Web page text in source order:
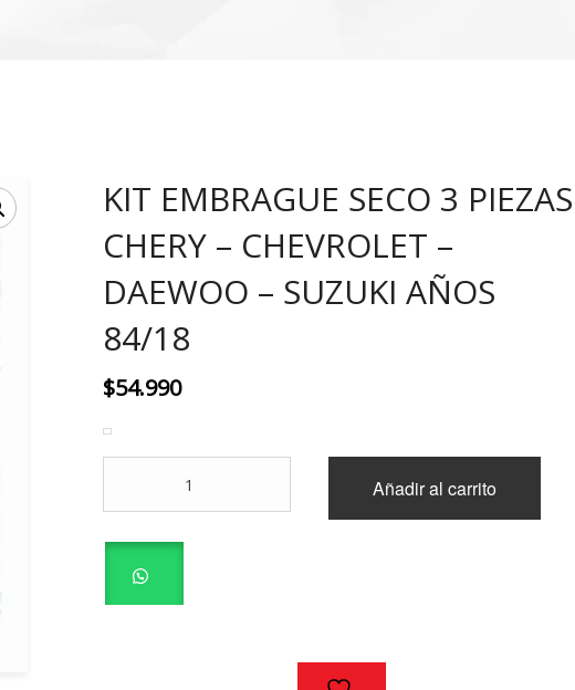
KIT EMBRAGUE SECO 3 PIEZAS
CHERY – CHEVROLET –
DAEWOO – SUZUKI AÑOS
84/18
$54.990
SECO
3
CHERY
-
Añadir al carrito